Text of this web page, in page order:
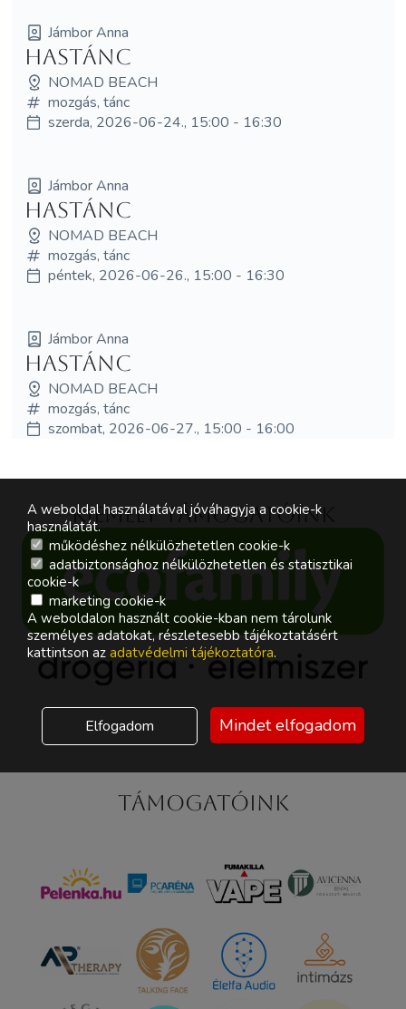
Jámbor Anna
Hastánc
NOMAD BEACH
mozgás, tánc
szerda, 2026-06-24., 15:00 - 16:30
Jámbor Anna
Hastánc
NOMAD BEACH
mozgás, tánc
péntek, 2026-06-26., 15:00 - 16:30
Jámbor Anna
Hastánc
NOMAD BEACH
mozgás, tánc
szombat, 2026-06-27., 15:00 - 16:00
Kiemelt támogatóink
Támogatóink
A weboldal használatával jóváhagyja a cookie-k
használatát.
működéshez nélkülözhetetlen cookie-k
adatbiztonsághoz nélkülözhetetlen és statisztikai
cookie-k
marketing cookie-k
A weboldalon használt cookie-kban nem tárolunk
személyes adatokat, részletesebb tájékoztatásért
kattintson az adatvédelmi tájékoztatóra.
Elfogadom Mindet elfogadom